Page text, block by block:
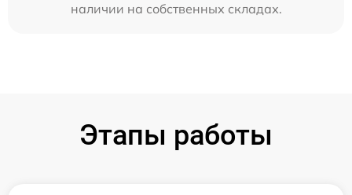
наличии на собственных складах.
Этапы работы